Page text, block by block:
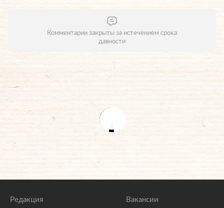
Комментарии закрыты за истечением срока
давности
Редакция Вакансии